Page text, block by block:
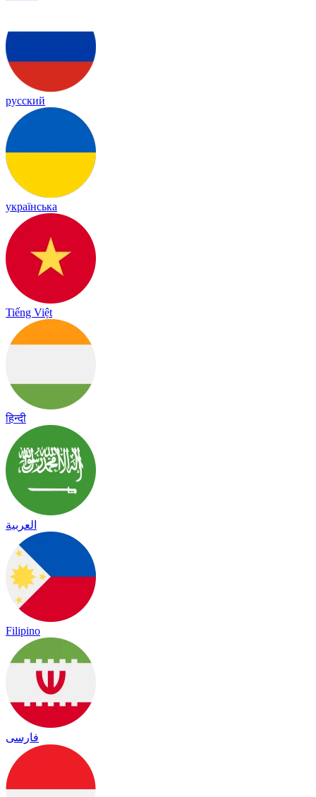
русский
українська
Tiếng Việt
हिन्दी
العربية
Filipino
فارسی